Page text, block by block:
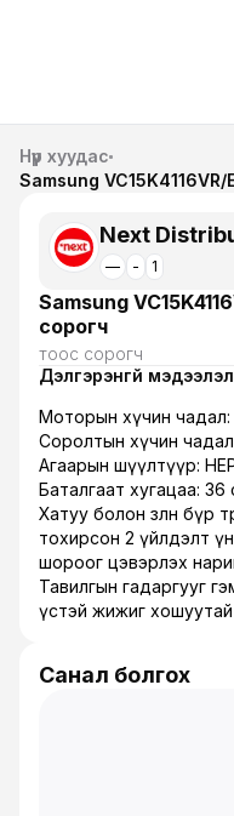
Нүүр хуудас
Samsung
Next
— - 1
Samsung
сорогч
тоос сорогч
Дэлгэрэнгүй мэдээлэл
Моторын хүчин чадал:
Соролтын хүчин
Агаарын шүүлтүүр:
Баталгаат хугацаа: 36
Хатуу болон зөөлөн бүр
тохирсон 2 үйлдэлт
шороог цэвэрлэх
Тавилгын гадаргууг
үстэй жижиг хошуутай
Санал болгох